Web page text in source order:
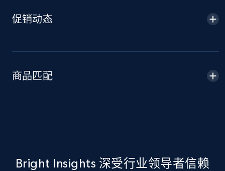
5.4K+
Amazon sellers info
促销动态
商品匹配
Bright Insights 深受行业领导者信赖